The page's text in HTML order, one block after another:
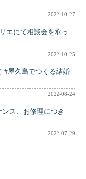
2022-10-27
エにて相談会を承っ
2022-10-25
#屋久島でつくる結婚
2022-08-24
ス、お修理につき
2022-07-29